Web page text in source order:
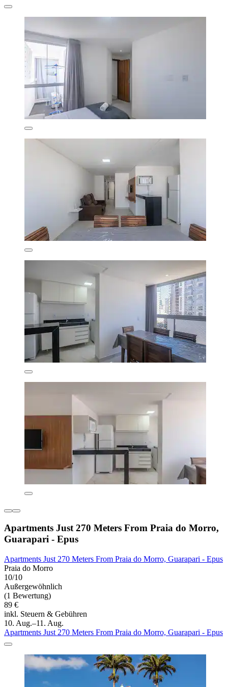
Apartments Just 270 Meters From Praia do Morro,
Guarapari - Epus
Apartments Just 270 Meters From Praia do Morro, Guarapari - Epus
Praia do Morro
10/10
Außergewöhnlich
(1 Bewertung)
89 €
inkl. Steuern & Gebühren
10. Aug.–11. Aug.
Apartments Just 270 Meters From Praia do Morro, Guarapari - Epus